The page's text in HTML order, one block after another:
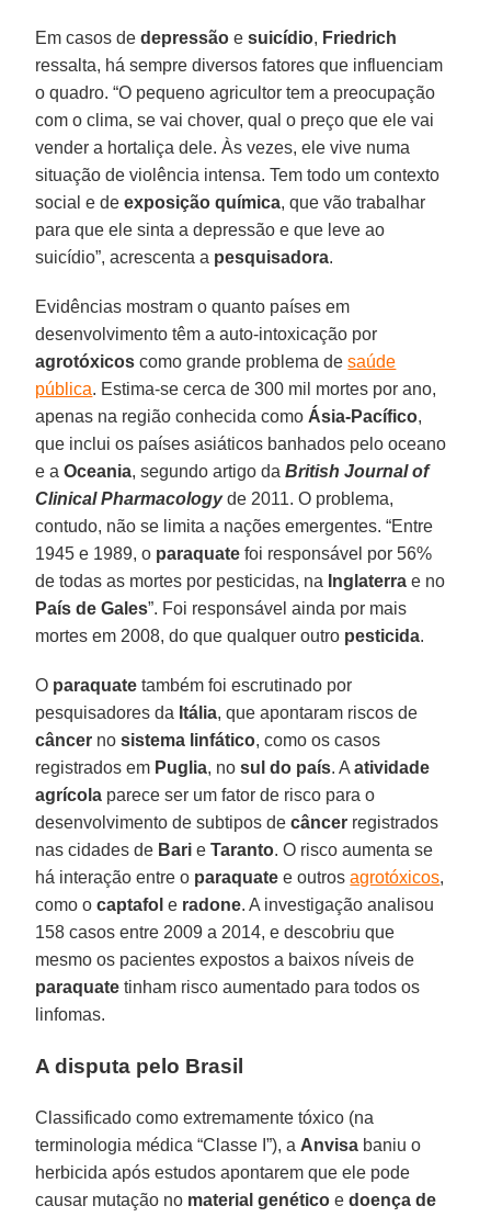
Em casos dedepressão esuicídio, Friedrich
ressalta, há sempre diversos fatores que influenciam
o quadro. “O pequeno agricultor tem a preocupação
com o clima, se vai chover, qual o preço que ele vai
vender a hortaliça dele. Às vezes, ele vive numa
situação de violência intensa. Tem todo um contexto
social e deexposição química, que vão trabalhar
para que ele sinta a depressão e que leve ao
suicídio”, acrescenta a pesquisadora.
Evidências mostram o quanto países em
desenvolvimento têm a auto-intoxicação por
agrotóxicos como grande problema desaúde
pública. Estima-se cerca de 300 mil mortes por ano,
apenas na região conhecida como Ásia-Pacífico,
que inclui os países asiáticos banhados pelo oceano
e aOceania, segundo artigo daBritish Journal of
Clinical Pharmacologyde 2011. O problema,
contudo, não se limita a nações emergentes. “Entre
1945 e 1989, o paraquate foi responsável por 56%
de todas as mortes por pesticidas, na Inglaterra e no
País de Gales”. Foi responsável ainda por mais
mortes em 2008, do que qualquer outro pesticida.
O paraquate também foi escrutinado por
pesquisadores da Itália, que apontaram riscos de
câncer nosistema linfático, como os casos
registrados em Puglia, nosul do país. Aatividade
agrícola parece ser um fator de risco para o
desenvolvimento de subtipos decâncer registrados
nas cidades de Bari eTaranto. O risco aumenta se
há interação entre o paraquate e outrosagrotóxicos,
como ocaptafol e radone. A investigação analisou
158 casos entre 2009 a 2014, e descobriu que
mesmo os pacientes expostos a baixos níveis de
paraquate tinham risco aumentado para todos os
linfomas.
A disputa pelo Brasil
Classificado como extremamente tóxico (na
terminologia médica “Classe I”), a Anvisa baniu o
herbicida após estudos apontarem que ele pode
causar mutação no material genético edoença de